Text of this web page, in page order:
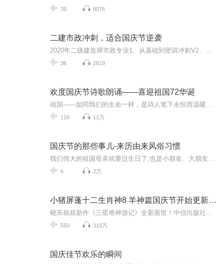
35 8076
二建市政冲刺，适合国庆节逆袭
36 2619
欢度国庆节诗歌朗诵——喜迎祖国72华诞
116 11万
国庆节的那些事儿-来历由来风俗习惯
6 2万
小猪屏蓬十二生肖神8 羊神篇国庆节开始更新啦！
550 315万
国庆佳节欢乐的瞬间